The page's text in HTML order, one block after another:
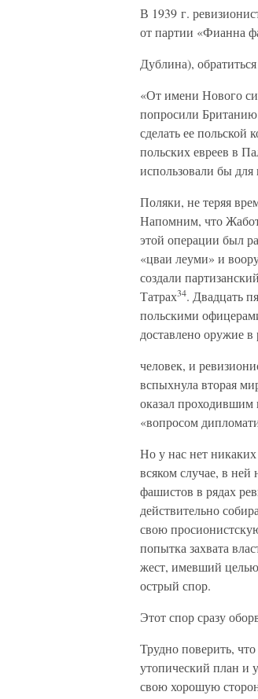
В 1939 г.
от партии «Фианна
Дублина),
«От имени Нового
попросили Британию
сделать ее польской
польских евреев в
использовали бы
Поляки, не теряя
Напомним, что
этой операции был
«цваи леуми» и
создали
Татрах34. Двадцать
польскими
доставлено оружие в
человек, и
вспыхнула вторая
оказал
«вопросом
Но у нас нет
всяком случае, в ней
фашистов в рядах
действительно
свою
попытка захвата
жест, имевший целью
острый спор.
Этот спор сразу
Трудно поверить,
утопический план и
свою хорошую